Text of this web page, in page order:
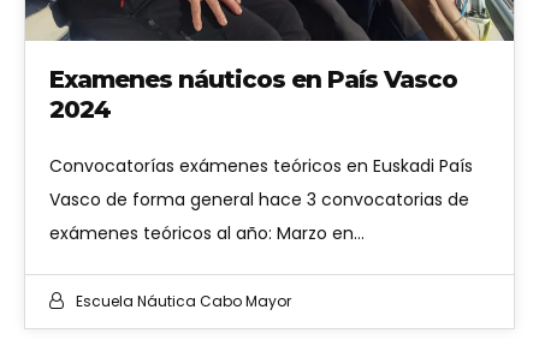
Examenes náuticos en País Vasco
2024
Convocatorías exámenes teóricos en Euskadi País
Vasco de forma general hace 3 convocatorias de
exámenes teóricos al año: Marzo en…
Escuela Náutica Cabo Mayor